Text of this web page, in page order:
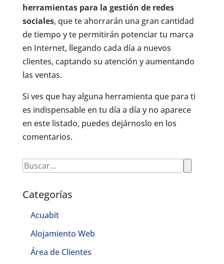
herramientas para la gestión de redes
sociales, que te ahorrarán una gran cantidad
de tiempo y te permitirán potenciar tu marca
en Internet, llegando cada día a nuevos
clientes, captando su atención y aumentando
las ventas.
Si ves que hay alguna herramienta que para ti
es indispensable en tu día a día y no aparece
en este listado, puedes dejárnoslo en los
comentarios.
Categorías
Acuabit
Alojamiento Web
Área de Clientes